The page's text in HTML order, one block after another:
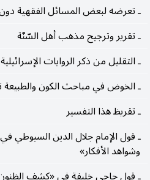
ـ تعرضه لبعض المسائل الفقهية
ـ تقرير وترجيح مذهب أهل السّنّة
ـ التقليل من ذكر الروايات الإسرائيلية
ـ الخوض في مباحث الكون والطبيعة
ـ تقريظ هذا التفسير
ـ قول الإمام جلال الدين السيوطي في
وشواهد الأفكار»